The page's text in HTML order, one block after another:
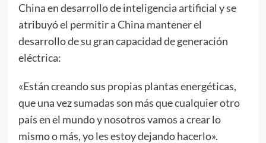
China en desarrollo de inteligencia artificial y se
atribuyó el permitir a China mantener el
desarrollo de su gran capacidad de generación
eléctrica:
«Están creando sus propias plantas energéticas,
que una vez sumadas son más que cualquier otro
país en el mundo y nosotros vamos a crear lo
mismo o más, yo les estoy dejando hacerlo».